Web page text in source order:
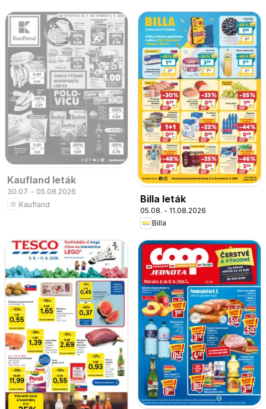
Kaufland leták
30.07. - 05.08.2026
Kaufland
Billa leták
05.08. - 11.08.2026
Billa